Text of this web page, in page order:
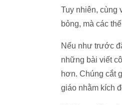
Tuy nhiên, cùng
bỏng, mà các
Nếu như trước
những bài viết
hơn. Chúng cắt
giáo nhằm kích